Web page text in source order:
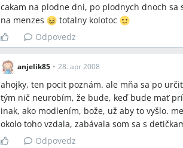
Závery z diskusie
Zhoda
Nemyslieť na tehotenstvo úplne je podľa
Odporúčanými praktickými krokmi sú
spermiogram a odbery krvi (napr.
Ako copingové stratégie ženy uvádzali
prestavbou bytu alebo cestovaním.
cakam na plodne dni, po plodnych dnoch sa
na menzes
totalny kolotoc
Odpovedz
anjelik85 • 28. apr 2008
ahojky, ten pocit poznám. ale mňa sa po
tým nič neurobím, že bude, keď bude mať
inak, ako modlením, bože, už aby to vyšlo.
okolo toho vzdala, zabávala som sa s
Odpovedz